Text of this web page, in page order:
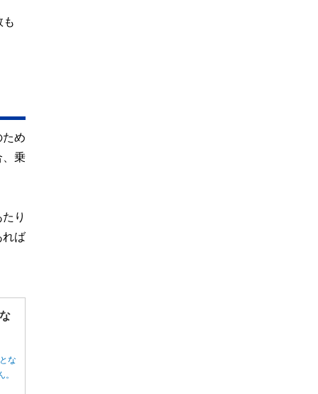
も
ため
、乗
り
れば
な
。